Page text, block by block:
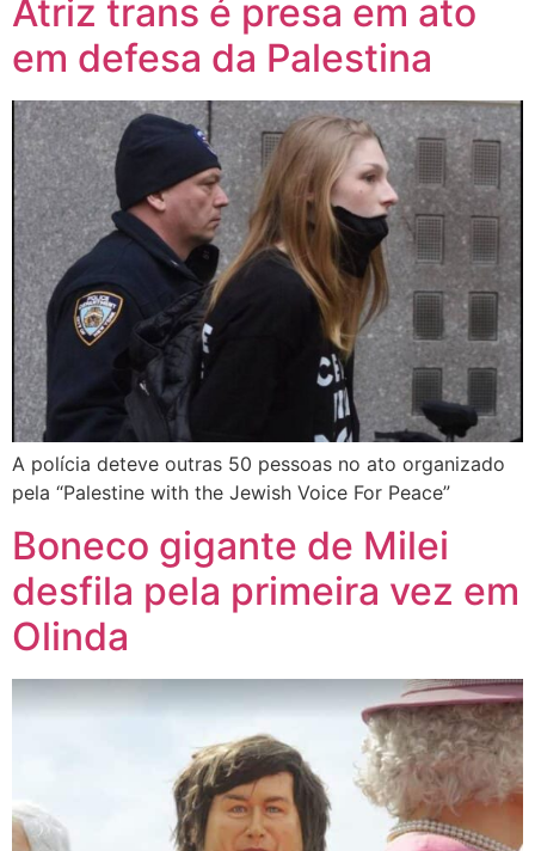
Atriz trans é presa em ato
em defesa da Palestina
A polícia deteve outras 50 pessoas no ato organizado
pela “Palestine with the Jewish Voice For Peace”
Boneco gigante de Milei
desfila pela primeira vez em
Olinda